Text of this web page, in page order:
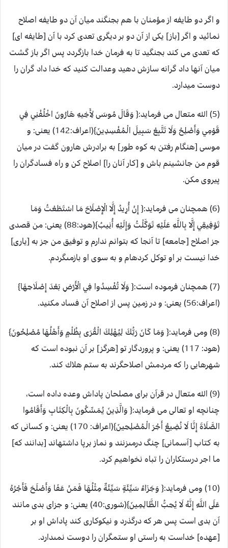
و اگر دو طايفه از مؤمنان با هم بجنگند ميان آن دو طايفه اصلاح
نمائيد و اگر [باز] يكى از آن دو بر ديگرى تعدى كرد با آن [طايفه اى]
كه تعدى مى كند بجنگيد تا به فرمان خدا بازگردد پس اگر باز گشت
ميان آنها داد گرانه سازش دهيد وعدالت كنيد كه خدا داد گران را
دوست ميدارد.
(5) الله متعال می فرماید:{ وَقَالَ مُوسَى لِأَخِيهِ هَارُونَ اخْلُفْنِي فِي
قَوْمِي وَأَصْلِحْ وَلَا تَتَّبِعْ سَبِيلَ الْمُفْسِدِينَ}(اعراف:142) یعنی: و
موسى [هنگام رفتن به كوه طور] به برادرش هارون گفت در ميان
قوم من جانشينم باش و [كار آنان را] اصلاح كن و راه فسادگران را
پيروى مكن.
(6) همچنان می فرماید:{ إِنْ أُرِيدُ إِلَّا الْإِصْلَاحَ مَا اسْتَطَعْتُ وَمَا
تَوْفِيقِي إِلَّا بِاللَّهِ عَلَيْهِ تَوَكَّلْتُ وَإِلَيْهِ أُنِيبُ}(هود:88) یعنی: من قصدى
جز اصلاح [جامعه] تا آنجا كه بتوانم ندارم و توفيق من جز به [يارى]
خدا نيست بر او توكل كرده‏ام و به سوى او بازمى‏گردم.
(7) همچنان فرموده است:{ وَلَا تُفْسِدُوا فِي الْأَرْضِ بَعْدَ إِصْلَاحِهَا}
(اعراف:56) یعنی: و در زمين پس از اصلاح آن فساد مكنيد.
(8) ومی فرماید:{ وَمَا كَانَ رَبُّكَ لِيُهْلِكَ الْقُرَى بِظُلْمٍ وَأَهْلُهَا مُصْلِحُونَ}
(هود: 117) یعنی: و پروردگار تو [هرگز] بر آن نبوده است كه
شهرهايى را كه مردمش اصلاحگرند به ستم هلاك كند.
(9) الله متعال در قرآن برای مصلحان پاداش وعده داده است،
چنانچه او تعالی می فرماید:{ وَالَّذِينَ يُمَسِّكُونَ بِالْكِتَابِ وَأَقَامُوا
الصَّلَاةَ إِنَّا لَا نُضِيعُ أَجْرَ الْمُصْلِحِينَ}(اعراف: 170) یعنی: و كسانى كه
به كتاب [آسمانى] چنگ درمى‏زنند و نماز برپا داشته‏اند [بدانند كه]
ما اجر درستكاران را تباه نخواهيم كرد.
(10) ومی فرماید:{ وَجَزَاءُ سَيِّئَةٍ سَيِّئَةٌ مِثْلُهَا فَمَنْ عَفَا وَأَصْلَحَ فَأَجْرُهُ
عَلَى اللَّهِ إِنَّهُ لَا يُحِبُّ الظَّالِمِينَ}(شوری:40) یعنی: و جزاى بدى مانند
آن بدى است پس هر كه درگذرد و نيكوكارى كند پاداش او بر
[عهده] خداست به راستى او ستمگران را دوست نمى‏دارد.